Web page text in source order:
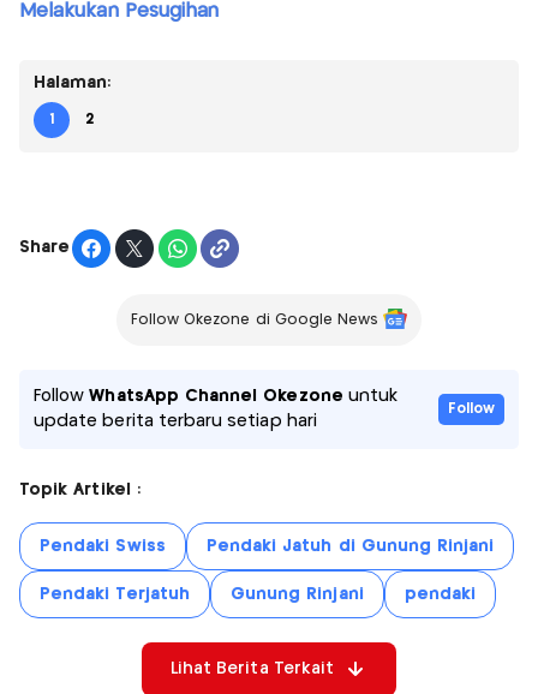
Melakukan Pesugihan
Halaman:
1 2
Share
Follow Okezone di Google News
FollowWhatsApp Channel Okezone untuk
update berita terbaru setiap hari
Follow
Topik Artikel :
Pendaki Swiss Pendaki Jatuh di Gunung Rinjani
Pendaki Terjatuh Gunung Rinjani pendaki
Lihat Berita Terkait